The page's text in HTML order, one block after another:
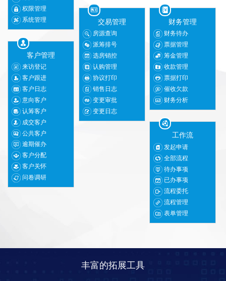
权限管理
系统管理
客户管理
来访登记
客户跟进
客户日志
意向客户
认筹客户
成交客户
公共客户
逾期催办
客户分配
客户关怀
问卷调研
交易管理
房源查询
派筹排号
选房销控
认购管理
协议打印
销售日志
变更审批
变更日志
财务管理
财务待办
票据管理
筹金管理
收款管理
票据打印
催收欠款
财务分析
工作流
发起申请
全部流程
待办事项
已办事项
流程委托
流程管理
表单管理
丰富的拓展工具